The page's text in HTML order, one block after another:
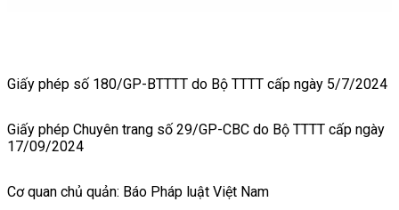
Giấy phép số 180/GP-BTTTT do Bộ TTTT cấp ngày 5/7/2024
Giấy phép Chuyên trang số 29/GP-CBC do Bộ TTTT cấp ngày
17/09/2024
Cơ quan chủ quản: Báo Pháp luật Việt Nam